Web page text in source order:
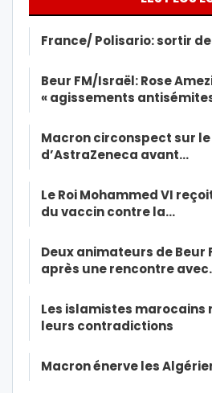
France/ Polisario: sortir
Beur FM/Israël: Rose
« agissements
Macron circonspect sur
d’AstraZeneca avant…
Le Roi Mohammed VI
du vaccin contre la…
Deux animateurs de Beur
après une rencontre
Les islamistes
leurs contradictions
Macron énerve les